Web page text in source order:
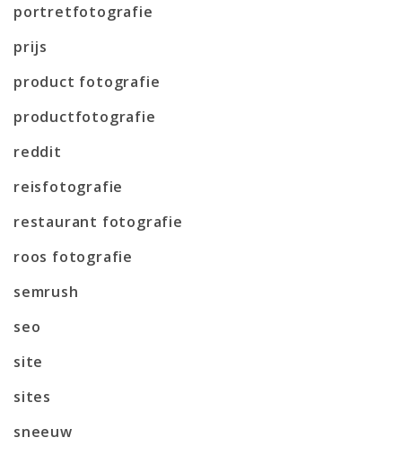
portretfotografie
prijs
product fotografie
productfotografie
reddit
reisfotografie
restaurant fotografie
roos fotografie
semrush
seo
site
sites
sneeuw